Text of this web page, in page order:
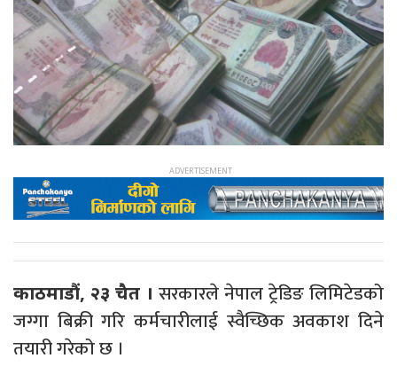
काठमाडौं, २३ चैत । सरकारले नेपाल ट्रेडिङ लिमिटेडको
जग्गा बिक्री गरि कर्मचारीलाई स्वैच्छिक अवकाश दिने
तयारी गरेको छ ।